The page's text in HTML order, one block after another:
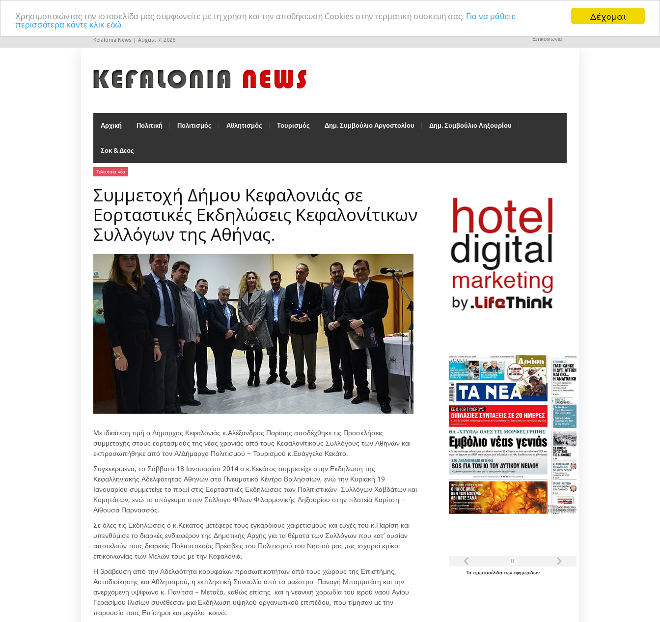
Δέχομαι
Χρησιμοποιώντας την ιστοσελίδα μας συμφωνείτε με τη χρήση και την αποθήκευση Cookies στην τερματική συσκευή σας. Για να μάθετε
περισσότερα κάντε κλικ εδώ
Kefalonia News | August 7, 2026 Επικοινωνία
Αρχική Πολιτική Πολιτισμός Αθλητισμός Τουρισμός Δημ. Συμβούλιο Αργοστολίου Δημ. Συμβούλιο Ληξουρίου
Σοκ & Δεος
Τελευταία νέα
Συμμετοχή Δήμου Κεφαλονιάς σε
Εορταστικές Εκδηλώσεις Κεφαλονίτικων
Συλλόγων της Αθήνας.
Με ιδιαίτερη τιμή ο Δήμαρχος Κεφαλονιάς κ.Αλέξανδρος Παρίσης αποδέχθηκε τις Προσκλήσεις
συμμετοχής στους εορτασμούς της νέας χρονιάς από τους Κεφαλονίτικους Συλλόγους των Αθηνών και
εκπροσωπήθηκε από τον Α/Δήμαρχο Πολιτισμού – Τουρισμού κ.Ευάγγελο Κεκάτο.
Συγκεκριμένα, το Σάββατο 18 Ιανουαρίου 2014 ο κ.Κεκάτος συμμετείχε στην Εκδήλωση της
Κεφαλληνιακής Αδελφότητας Αθηνών στο Πνευματικό Κέντρο Βριλησσίων, ενώ την Κυριακή 19
Ιανουαρίου συμμετείχε το πρωί στις Εορταστικές Εκδηλώσεις των Πολιτιστικών Συλλόγων Χαβδάτων και
Κομητάτων, ενώ το απόγευμα στον Σύλλογο Φίλων Φιλαρμονικής Ληξουρίου στην πλατεία Καρίτση –
Αίθουσα Παρνασσός.
Σε όλες τις Εκδηλώσεις ο κ.Κεκάτος μετέφερε τους εγκάρδιους χαιρετισμούς και ευχές του κ.Παρίση και
υπενθύμισε το διαρκές ενδιαφέρον της Δημοτικής Αρχής για τα θέματα των Συλλόγων που κατ’ ουσίαν
αποτελούν τους διαρκείς Πολιτιστικούς Πρέσβεις του Πολιτισμού του Νησιού μας ,ως ισχυροί κρίκοι
επικοινωνίας των Μελών τους με την Κεφαλονιά.
Η βράβευση από την Αδελφότητα κορυφαίων προσωπικοτήτων από τους χώρους της Επιστήμης,
Αυτοδιοίκησης και Αθλητισμού, η εκπληκτική Συναυλία από το μαέστρο Παναγή Μπαρμπάτη και την
ανερχόμενη υψίφωνο κ. Πανίτσα – Μεταξά, καθώς επίσης και η νεανική χορωδία του ιερού ναού Αγίου
Γερασίμου Ιλισίων συνέθεσαν μια Εκδήλωση υψηλού οργανωτικού επιπέδου, που τίμησαν με την
παρουσία τους Επίσημοι και μεγάλο κοινό.
Τα πρωτοσέλιδα των εφημερίδων